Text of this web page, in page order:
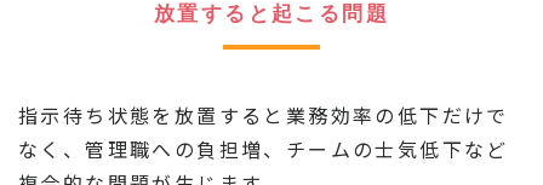
放置すると起こる問題
指示待ち状態を放置すると業務効率の低下だけで
なく、管理職への負担増、チームの士気低下など